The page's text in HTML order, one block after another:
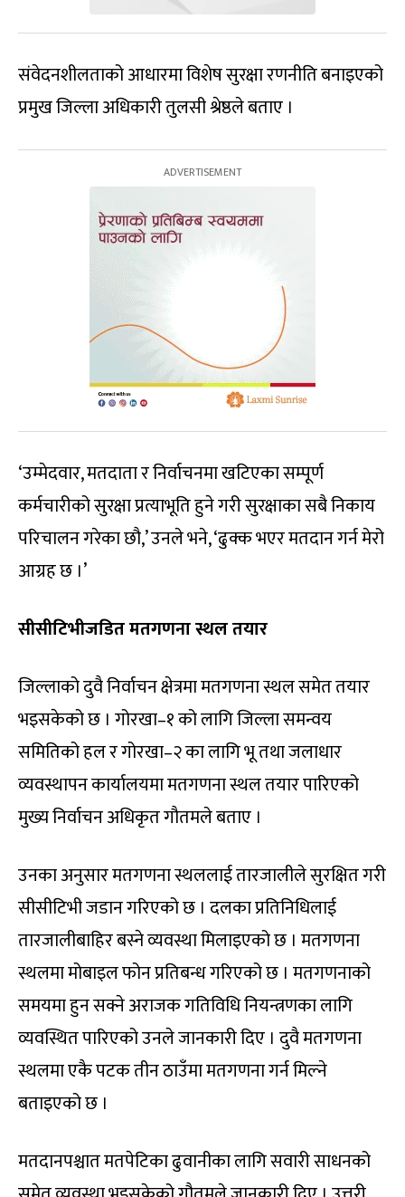
संवेदनशीलताको आधारमा विशेष सुरक्षा रणनीति बनाइएको
प्रमुख जिल्ला अधिकारी तुलसी श्रेष्ठले बताए ।
‘उम्मेदवार, मतदाता र निर्वाचनमा खटिएका सम्पूर्ण
कर्मचारीको सुरक्षा प्रत्याभूति हुने गरी सुरक्षाका सबै निकाय
परिचालन गरेका छौ,’ उनले भने, ‘ढुक्क भएर मतदान गर्न मेरो
आग्रह छ ।’
सीसीटिभीजडित मतगणना स्थल तयार
जिल्लाको दुवै निर्वाचन क्षेत्रमा मतगणना स्थल समेत तयार
भइसकेको छ । गोरखा–१ को लागि जिल्ला समन्वय
समितिको हल र गोरखा–२ का लागि भू तथा जलाधार
व्यवस्थापन कार्यालयमा मतगणना स्थल तयार पारिएको
मुख्य निर्वाचन अधिकृत गौतमले बताए ।
उनका अनुसार मतगणना स्थललाई तारजालीले सुरक्षित गरी
सीसीटिभी जडान गरिएको छ । दलका प्रतिनिधिलाई
तारजालीबाहिर बस्ने व्यवस्था मिलाइएको छ । मतगणना
स्थलमा मोबाइल फोन प्रतिबन्ध गरिएको छ । मतगणनाको
समयमा हुन सक्ने अराजक गतिविधि नियन्त्रणका लागि
व्यवस्थित पारिएको उनले जानकारी दिए । दुवै मतगणना
स्थलमा एकै पटक तीन ठाउँमा मतगणना गर्न मिल्ने
बताइएको छ ।
मतदानपश्चात मतपेटिका ढुवानीका लागि सवारी साधनको